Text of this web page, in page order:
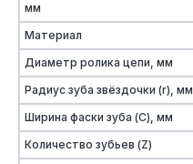
мм
Материал
Диаметр ролика цепи, мм
Радиус зуба звёздочки (r), мм
Ширина фаски зуба (C), мм
Количество зубьев (Z)